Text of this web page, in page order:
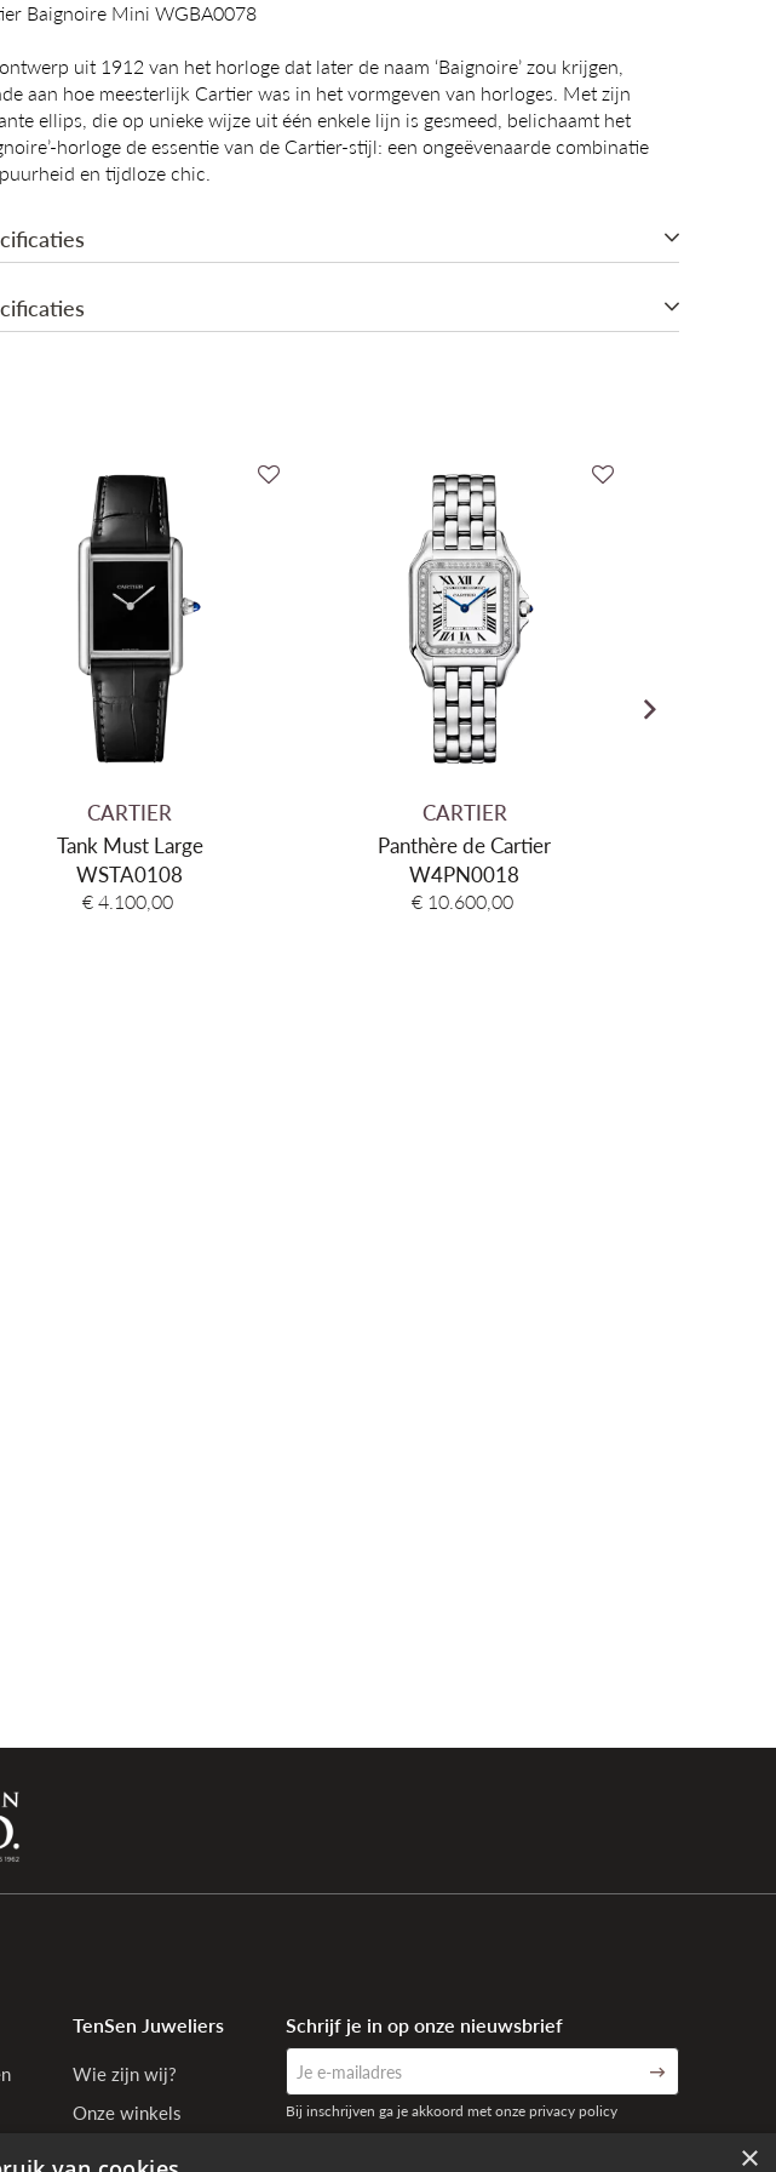
Baignoire Mini WGBA0078
uit 1912 van het horloge dat later de naam ‘Baignoire’ zou krijgen,
aan hoe meesterlijk Cartier was in het vormgeven van horloges. Met zijn
ellips, die op unieke wijze uit één enkele lijn is gesmeed, belichaamt het
horloge de essentie van de Cartier-stijl: een ongeëvenaarde combinatie
en tijdloze chic.
1000). Kroon van 18-karaats geelgoud (750/1000) met gerolde rand, bezet met
18-karaats geelgouden (750/1000) starre armband. Verzilverde
3 ATM Spat-waterdicht (30 meter)
2 + 6 jaar internationaal na registratie
CARTIER
Tank Must Large
WSTA0108
€ 4.100,00
CARTIER
Panthère de Cartier
W4PN0018
€ 10.600,00
TenSen Juweliers
Wie zijn wij?
Onze winkels
Schrijf je in op onze nieuwsbrief
Bij inschrijven ga je akkoord met onze privacy policy
×